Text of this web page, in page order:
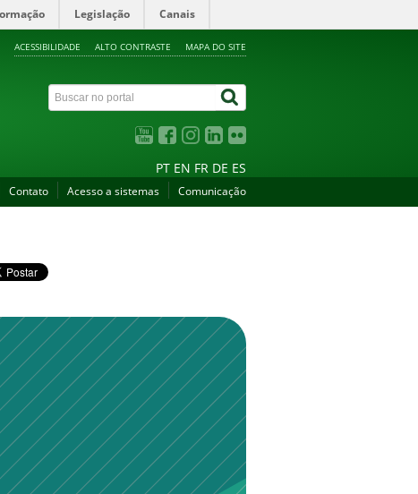
Legislação Canais
ACESSIBILIDADE ALTO CONTRASTE MAPA DO SITE
PT EN FR DE ES
Contato Acesso a sistemas Comunicação